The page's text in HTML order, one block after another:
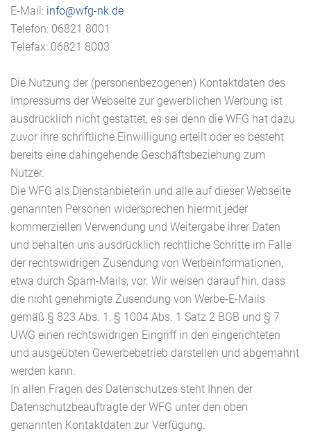
E-Mail: info@wfg-nk.de
Telefon: 06821 8001
Telefax: 06821 8003
Die Nutzung der (personenbezogenen) Kontaktdaten des
Impressums der Webseite zur gewerblichen Werbung ist
ausdrücklich nicht gestattet, es sei denn die WFG hat dazu
zuvor ihre schriftliche Einwilligung erteilt oder es besteht
bereits eine dahingehende Geschäftsbeziehung zum
Nutzer.
Die WFG als Dienstanbieterin und alle auf dieser Webseite
genannten Personen widersprechen hiermit jeder
kommerziellen Verwendung und Weitergabe ihrer Daten
und behalten uns ausdrücklich rechtliche Schritte im Falle
der rechtswidrigen Zusendung von Werbeinformationen,
etwa durch Spam-Mails, vor. Wir weisen darauf hin, dass
die nicht genehmigte Zusendung von Werbe-E-Mails
gemäß § 823 Abs. 1, § 1004 Abs. 1 Satz 2 BGB und § 7
UWG einen rechtswidrigen Eingriff in den eingerichteten
und ausgeübten Gewerbebetrieb darstellen und abgemahnt
werden kann.
In allen Fragen des Datenschutzes steht Ihnen der
Datenschutzbeauftragte der WFG unter den oben
genannten Kontaktdaten zur Verfügung.